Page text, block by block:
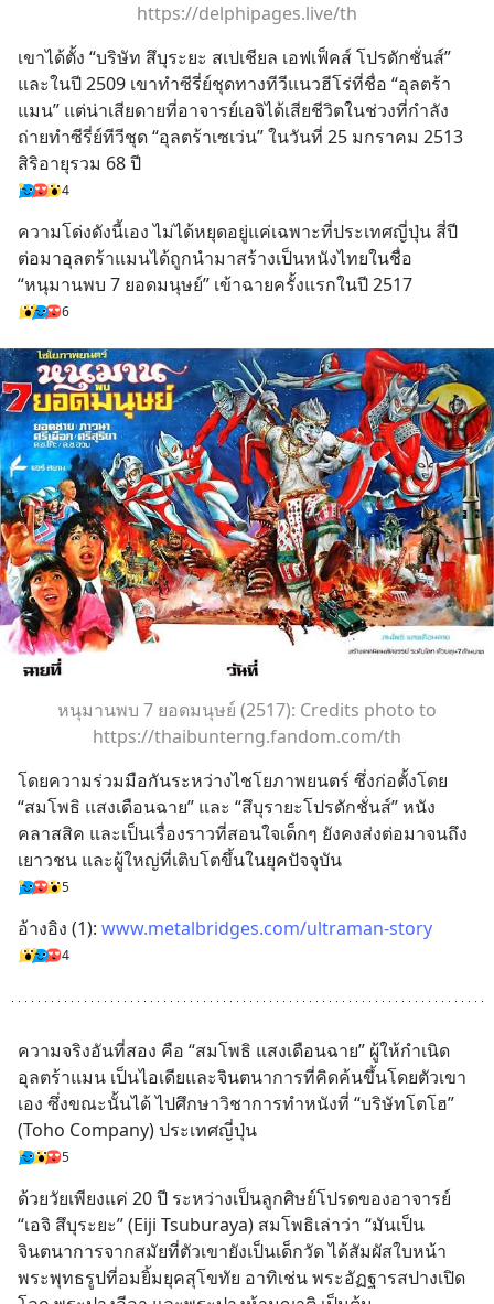
https://delphipages.live/th
เขาได้ตั้ง “บริษัท สึบุระยะ สเปเชียล เอฟเฟ็คส์ โปรดักชั่นส์”
และในปี 2509 เขาทำซีรี่ย์ชุดทางทีวีแนวฮีโร่ที่ชื่อ “อุลตร้า
แมน” แต่น่าเสียดายที่อาจารย์เอจิได้เสียชีวิตในช่วงที่กำลัง
ถ่ายทำซีรี่ย์ทีวีชุด “อุลตร้าเซเว่น” ในวันที่ 25 มกราคม 2513
สิริอายุรวม 68 ปี
4
ความโด่งดังนี้เอง ไม่ได้หยุดอยู่แค่เฉพาะที่ประเทศญี่ปุ่น สี่ปี
ต่อมาอุลตร้าแมนได้ถูกนำมาสร้างเป็นหนังไทยในชื่อ
“หนุมานพบ 7 ยอดมนุษย์” เข้าฉายครั้งแรกในปี 2517
6
หนุมานพบ 7 ยอดมนุษย์ (2517): Credits photo to
https://thaibunterng.fandom.com/th
โดยความร่วมมือกันระหว่างไชโยภาพยนตร์ ซึ่งก่อตั้งโดย
“สมโพธิ แสงเดือนฉาย” และ “สึบุรายะโปรดักชั่นส์” หนัง
คลาสสิค และเป็นเรื่องราวที่สอนใจเด็กๆ ยังคงส่งต่อมาจนถึง
เยาวชน และผู้ใหญ่ที่เติบโตขึ้นในยุคปัจจุบัน
5
อ้างอิง (1): www.metalbridges.com/ultraman-story
4
ความจริงอันที่สอง คือ “สมโพธิ แสงเดือนฉาย” ผู้ให้กำเนิด
อุลตร้าแมน เป็นไอเดียและจินตนาการที่คิดค้นขึ้นโดยตัวเขา
เอง ซึ่งขณะนั้นได้ ไปศึกษาวิชาการทำหนังที่ “บริษัทโตโฮ”
(Toho Company) ประเทศญี่ปุ่น
5
ด้วยวัยเพียงแค่ 20 ปี ระหว่างเป็นลูกศิษย์โปรดของอาจารย์
“เอจิ สึบุระยะ” (Eiji Tsuburaya) สมโพธิเล่าว่า “มันเป็น
จินตนาการจากสมัยที่ตัวเขายังเป็นเด็กวัด ได้สัมผัสใบหน้า
พระพุทธรูปที่อมยิ้มยุคสุโขทัย อาทิเช่น พระอัฏฐารสปางเปิด